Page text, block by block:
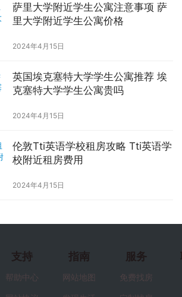
萨里大学附近学生公寓注意事项 萨
里大学附近学生公寓价格
2024年4月15日
英国埃克塞特大学学生公寓推荐 埃
克塞特大学学生公寓贵吗
2024年4月15日
伦敦Tti英语学校租房攻略 Tti英语学
校附近租房费用
2024年4月15日
支持
帮助中心
指南
网站地图
服务
免费找房